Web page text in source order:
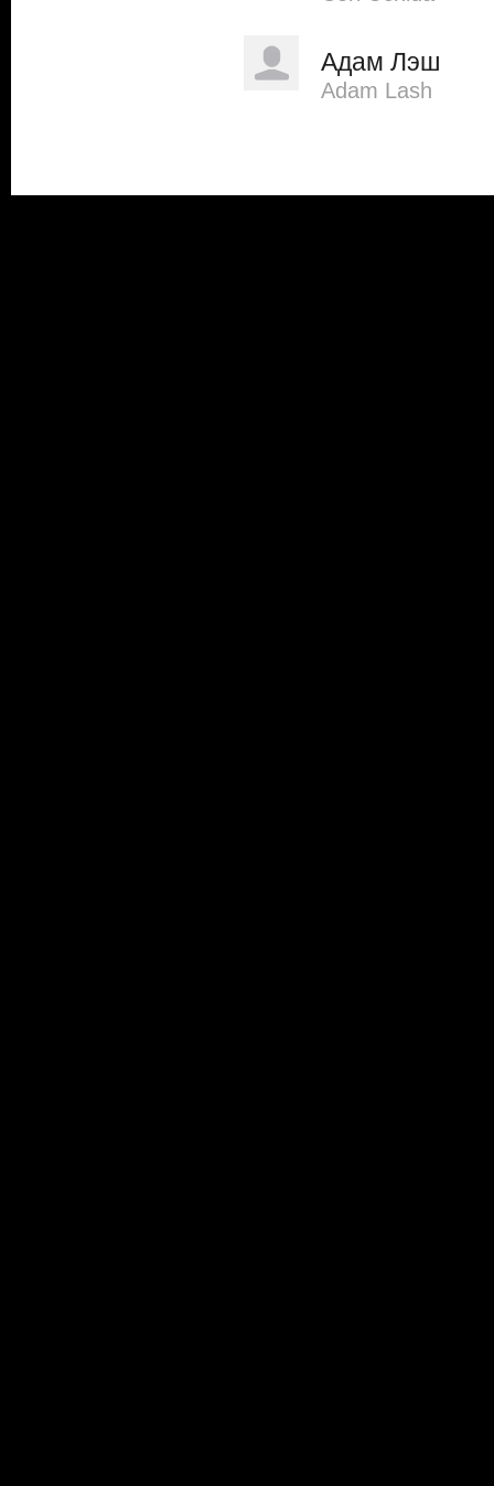
Адам Лэш
Adam Lash